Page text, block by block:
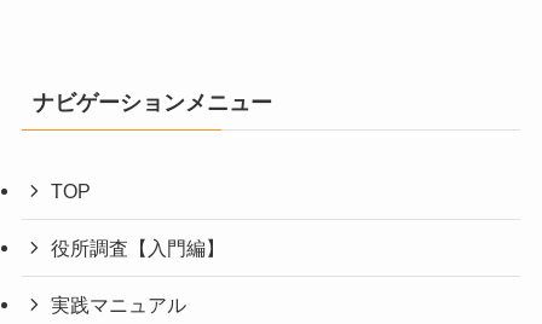
ナビゲーションメニュー
TOP
役所調査【入門編】
実践マニュアル